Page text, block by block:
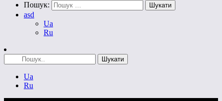
Пошук:
asd
Ua
Ru
Ua
Ru